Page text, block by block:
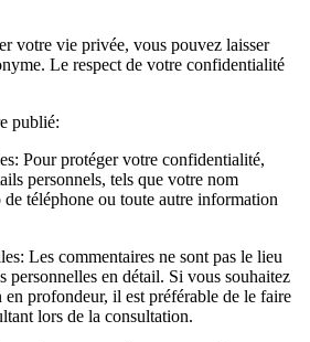
votre vie privée, vous pouvez laisser
Le respect de votre confidentialité
publié:
Pour protéger votre confidentialité,
personnels, tels que votre nom
de téléphone ou toute autre information
Les commentaires ne sont pas le lieu
personnelles en détail. Si vous souhaitez
profondeur, il est préférable de le faire
lors de la consultation.